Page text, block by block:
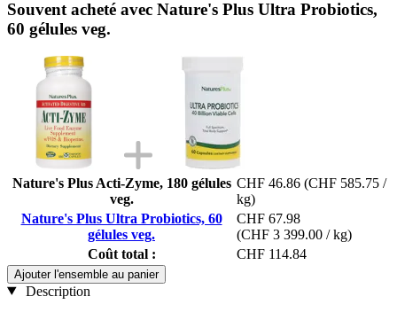
Souvent acheté avec Nature's Plus Ultra Probiotics,
60 gélules veg.
Nature's Plus Acti-Zyme, 180 gélules
veg.
CHF 46.86 (CHF 585.75 /
kg)
Nature's Plus Ultra Probiotics, 60
gélules veg.
CHF 67.98
(CHF 3 399.00 / kg)
Coût total :
CHF 114.84
Ajouter l'ensemble au panier
Description